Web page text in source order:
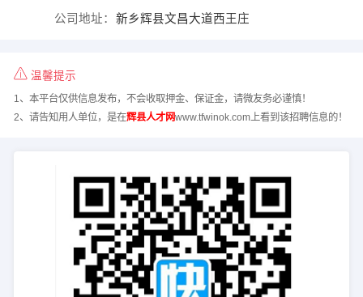
公司地址： 新乡辉县文昌大道西王庄
温馨提示
1、本平台仅供信息发布，不会收取押金、保证金，请微友务必谨慎！
2、请告知用人单位，是在辉县人才网www.tfwinok.com上看到该招聘信息的！